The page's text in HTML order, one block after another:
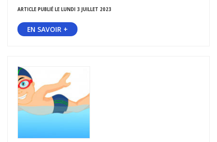
ARTICLE PUBLIÉ LE LUNDI 3 JUILLET 2023
EN SAVOIR +